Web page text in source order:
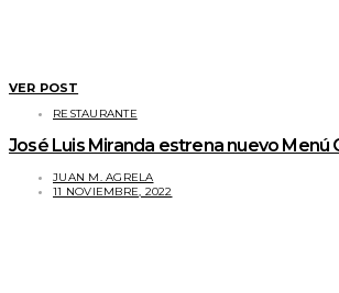
VER POST
RESTAURANTE
José Luis Miranda estrena nuevo Menú
JUAN M. AGRELA
11 NOVIEMBRE, 2022